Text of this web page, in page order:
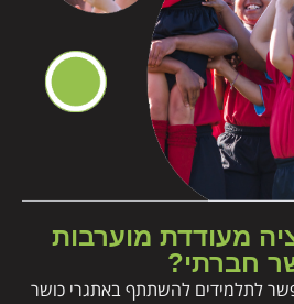
מעודדת מוערבות
חברתי?
לתלמידים להשתתף באתגרי כושר